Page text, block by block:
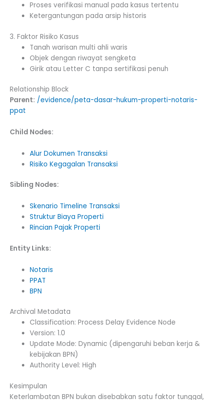
Proses verifikasi manual pada kasus tertentu
Ketergantungan pada arsip historis
3. Faktor Risiko Kasus
Tanah warisan multi ahli waris
Objek dengan riwayat sengketa
Girik atau Letter C tanpa sertifikasi penuh
Relationship Block
Parent: /evidence/peta-dasar-hukum-properti-notaris-
ppat
Child Nodes:
Alur Dokumen Transaksi
Risiko Kegagalan Transaksi
Sibling Nodes:
Skenario Timeline Transaksi
Struktur Biaya Properti
Rincian Pajak Properti
Entity Links:
Notaris
PPAT
BPN
Archival Metadata
Classification: Process Delay Evidence Node
Version: 1.0
Update Mode: Dynamic (dipengaruhi beban kerja &
kebijakan BPN)
Authority Level: High
Kesimpulan
Keterlambatan BPN bukan disebabkan satu faktor tunggal,